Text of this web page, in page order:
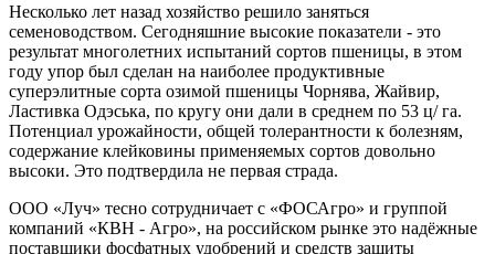
Несколько лет назад хозяйство решило заняться
семеноводством. Сегодняшние высокие показатели - это
результат многолетних испытаний сортов пшеницы, в этом
году упор был сделан на наиболее продуктивные
суперэлитные сорта озимой пшеницы Чорнява, Жайвир,
Ластивка Одэська, по кругу они дали в среднем по 53 ц/ га.
Потенциал урожайности, общей толерантности к болезням,
содержание клейковины применяемых сортов довольно
высоки. Это подтвердила не первая страда.
ООО «Луч» тесно сотрудничает с «ФОСАгро» и группой
компаний «КВН - Агро», на российском рынке это надёжные
поставщики фосфатных удобрений и средств защиты